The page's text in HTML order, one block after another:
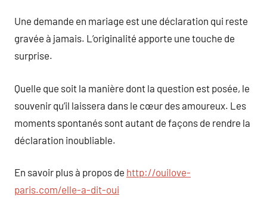
Une demande en mariage est une déclaration qui reste
gravée à jamais. L’originalité apporte une touche de
surprise.
Quelle que soit la manière dont la question est posée, le
souvenir qu’il laissera dans le cœur des amoureux. Les
moments spontanés sont autant de façons de rendre la
déclaration inoubliable.
En savoir plus à propos de http://ouilove-
paris.com/elle-a-dit-oui